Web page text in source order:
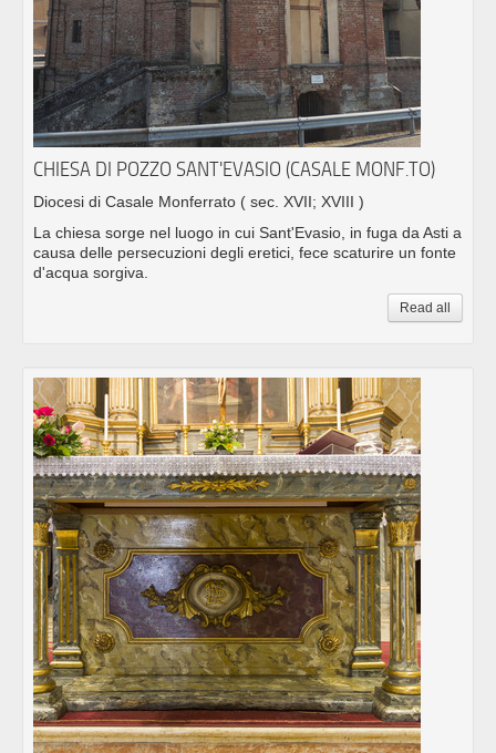
CHIESA DI POZZO SANT'EVASIO (CASALE MONF.TO)
Diocesi di Casale Monferrato ( sec. XVII; XVIII )
La chiesa sorge nel luogo in cui Sant'Evasio, in fuga da Asti a
causa delle persecuzioni degli eretici, fece scaturire un fonte
d'acqua sorgiva.
Read all